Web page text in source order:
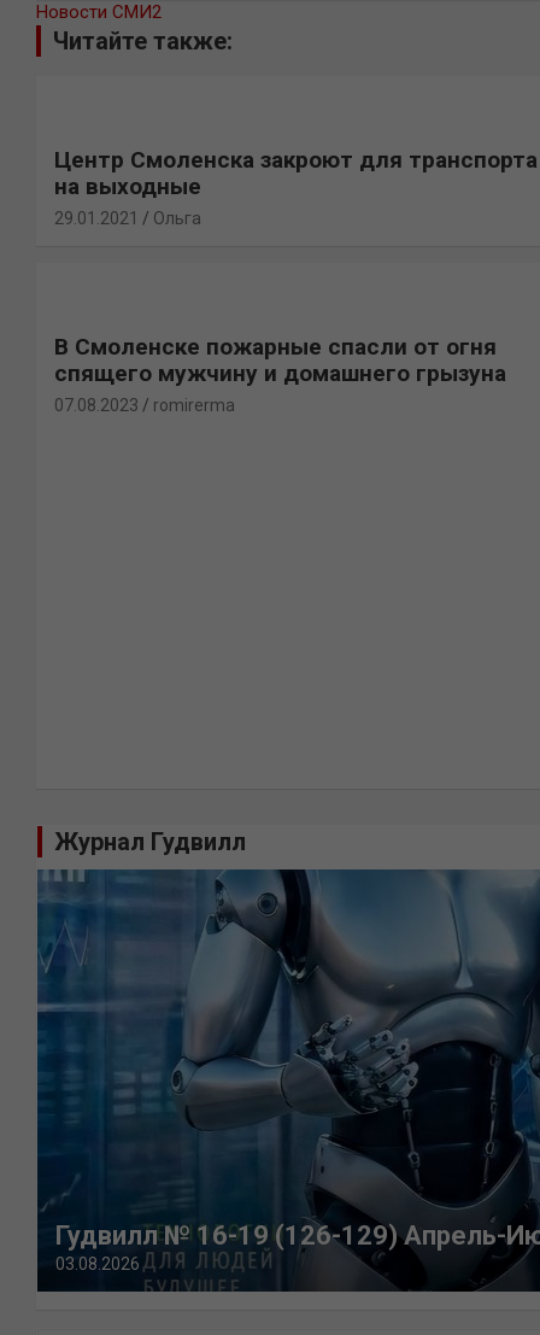
Новости СМИ2
Читайте также:
Центр Смоленска закроют для транспорта
на выходные
29.01.2021 Ольга
В Смоленске пожарные спасли от огня
спящего мужчину и домашнего грызуна
07.08.2023 romirerma
Журнал Гудвилл
Гудвилл № 16-19 (126-129) Апрель-
03.08.2026